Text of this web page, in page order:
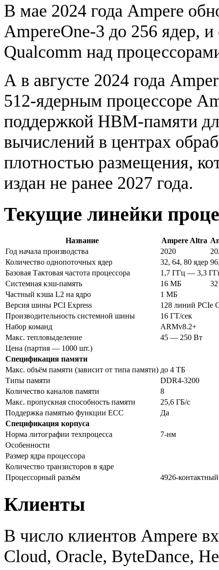
В мае 2024 года Ampere
AmpereOne-3 до 256 ядер,
Qualcomm над
А в августе 2024 года
512-ядерным процессоре
поддержкой HBM-памяти
вычислений в центрах
плотностью размещения,
издан не ранее 2027 года.
Текущие линейки
Название Ampere Altra
Год начала производства
2020
Количество однопоточных ядер
32, 64, 80 ядер
Базовая Тактовая частота процессора
1,7 ГГц — 3,3
Системная кэш-память
16 МБ
Частный кэша L2 на ядро
1 МБ
Версия шины PCI Express
128 линий PCIe
Производительность системной шины
16 ГТ/сек
Набор команд
ARMv8.2+
Макс. тепловыделение
45 — 250 Вт
Цена (партия — 1000 шт.)
Спецификация памяти
Макс. объём памяти (зависит от типа памяти) до 4 ТБ
Типы памяти
DDR4-3200
Количество каналов памяти
8
Макс. пропускная способность памяти
25,6 ГБ/с
Поддержка памятью функции ECC
Да
Спецификация корпуса
Норма литографии техпроцесса
7-нм
Особенности
Размер ядра процессора
Количество транзисторов в ядре
Процессорный разъём
4926-
Клиенты
В число клиентов Ampere
Cloud, Oracle, ByteDance,